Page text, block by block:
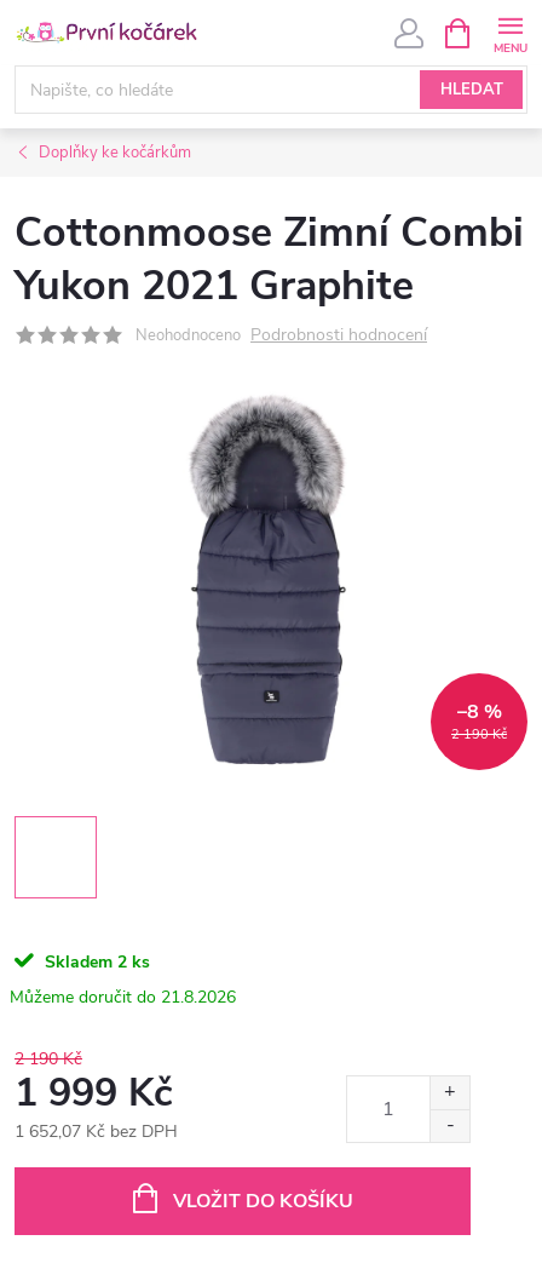
na
obsah
HLEDAT
NÁKUPNÍ
KOŠÍK
Doplňky ke kočárkům
Cottonmoose Zimní Combi
Yukon 2021 Graphite
Neohodnoceno Podrobnosti hodnocení
2 190 Kč
–8 %
Skladem 2 ks
21.8.2026
2 190 Kč
1 999 Kč
1 652,07 Kč bez DPH
VLOŽIT DO KOŠÍKU